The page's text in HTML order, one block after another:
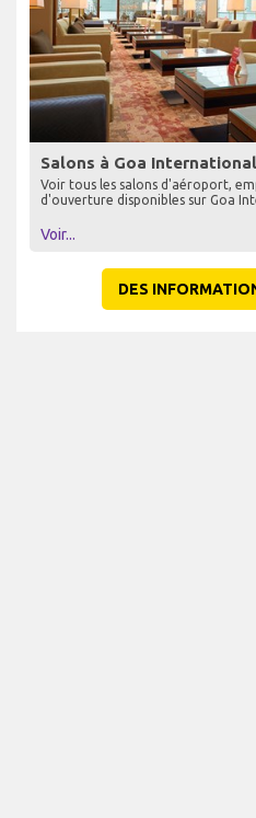
Salons à Goa
Voir tous les salons d'aéroport,
d'ouverture disponibles sur Goa
Voir...
DES